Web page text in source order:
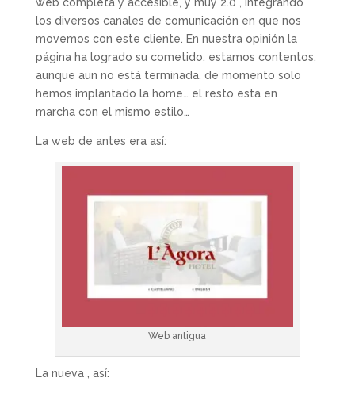
los diversos canales de comunicación en que nos
movemos con este cliente. En nuestra opinión la
página ha logrado su cometido, estamos contentos,
aunque aun no está terminada, de momento solo
hemos implantado la home… el resto esta en
marcha con el mismo estilo…
La web de antes era así:
Web antigua
La nueva , así: